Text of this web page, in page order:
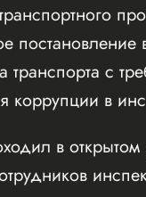
постановление
транспорта с
коррупции в
в